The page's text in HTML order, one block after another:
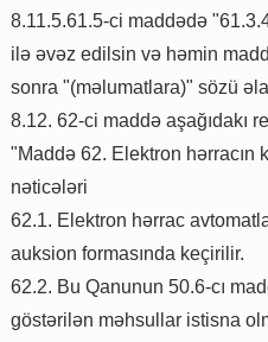
8.11.5.61.5-ci maddədə
ilə əvəz edilsin və həmin
sonra "(məlumatlara)" sözü
8.12. 62-ci maddə aşağıdakı
"Maddə 62. Elektron hərracın
nəticələri
62.1. Elektron hərrac
auksion formasında keçirilir.
62.2. Bu Qanunun 50.6-cı
göstərilən məhsullar istisna